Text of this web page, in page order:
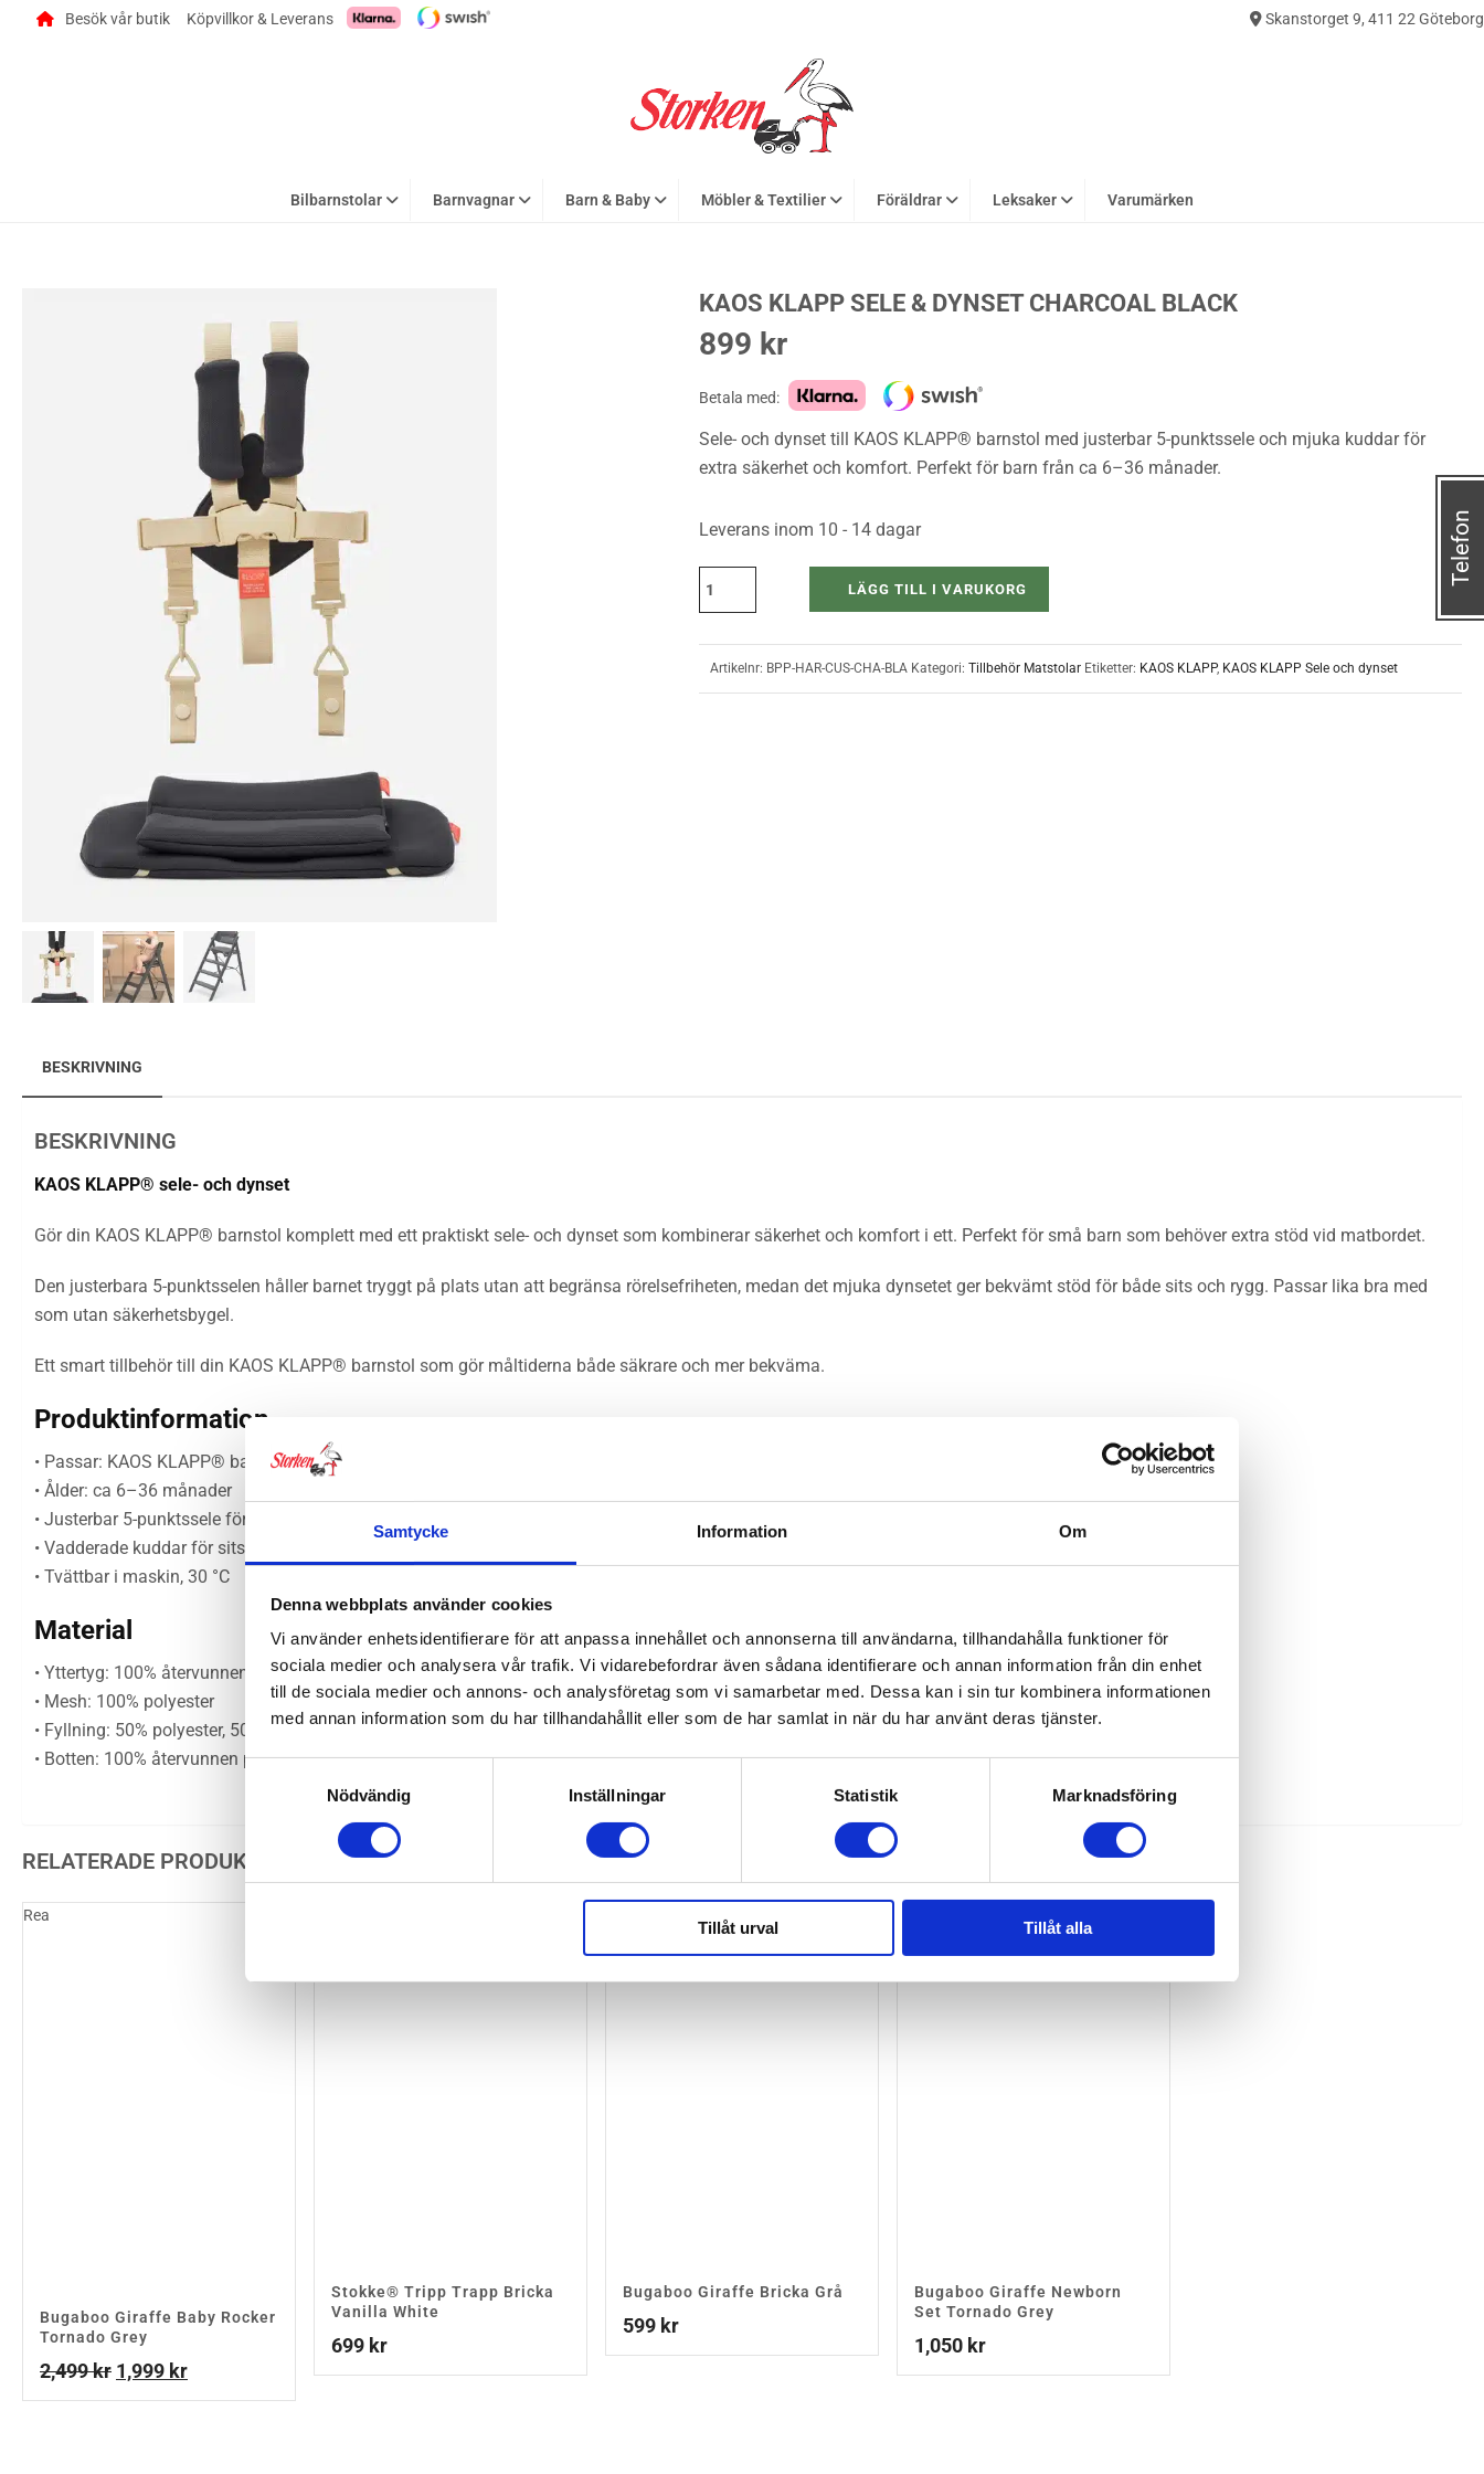
Samtycke Information Om
Denna webbplats använder cookies
Vi använder enhetsidentifierare för att anpassa innehållet och annonserna till användarna, tillhandahålla funktioner för
sociala medier och analysera vår trafik. Vi vidarebefordrar även sådana identifierare och annan information från din enhet
till de sociala medier och annons- och analysföretag som vi samarbetar med. Dessa kan i sin tur kombinera informationen
med annan information som du har tillhandahållit eller som de har samlat in när du har använt deras tjänster.
Samtyckesval
Nödvändig
Inställningar Statistik Marknadsföring
Tillåt urval Tillåt alla
Besök vår butik Köpvillkor & Leverans Skanstorget 9, 411 22 Göteborg
Bilbarnstolar Barnvagnar Barn & Baby Möbler & Textilier Föräldrar Leksaker Varumärken
KAOS KLAPP SELE & DYNSET CHARCOAL BLACK
899 kr
Betala med:
Sele- och dynset till KAOS KLAPP® barnstol med justerbar 5-punktssele och mjuka kuddar för
extra säkerhet och komfort. Perfekt för barn från ca 6–36 månader.
Leverans inom 10 - 14 dagar
LÄGG TILL I VARUKORG
Artikelnr: BPP-HAR-CUS-CHA-BLA Kategori: Tillbehör Matstolar Etiketter: KAOS KLAPP, KAOS KLAPP Sele och dynset
BESKRIVNING
BESKRIVNING
KAOS KLAPP® sele- och dynset
Gör din KAOS KLAPP® barnstol komplett med ett praktiskt sele- och dynset som kombinerar säkerhet och komfort i ett. Perfekt för små barn som behöver extra stöd vid matbordet.
Den justerbara 5-punktsselen håller barnet tryggt på plats utan att begränsa rörelsefriheten, medan det mjuka dynsetet ger bekvämt stöd för både sits och rygg. Passar lika bra med
som utan säkerhetsbygel.
Ett smart tillbehör till din KAOS KLAPP® barnstol som gör måltiderna både säkrare och mer bekväma.
Produktinformation
• Passar: KAOS KLAPP® barnstol (med eller utan säkerhetsbygel)
• Ålder: ca 6–36 månader
• Justerbar 5-punktssele för ökad säkerhet
• Vadderade kuddar för sits och rygg
• Tvättbar i maskin, 30 °C
Material
• Yttertyg: 100% återvunnen polyester
• Mesh: 100% polyester
• Fyllning: 50% polyester, 50% återvunnen polyester
• Botten: 100% återvunnen polyester
RELATERADE PRODUKTER
Rea
Bugaboo Giraffe Baby Rocker
Tornado Grey
2,499kr Det
ursprungliga
1,999 krDet
nuvarande
Stokke® Tripp Trapp Bricka
Vanilla White
699 kr
Bugaboo Giraffe Bricka Grå
599 kr
Bugaboo Giraffe Newborn
Set Tornado Grey
1,050 kr
Telefon